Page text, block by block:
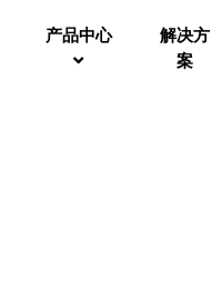
产品中心
解决方
案